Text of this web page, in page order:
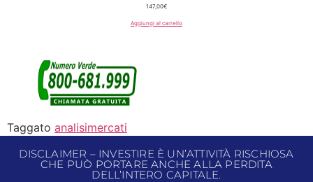
147,00€
Aggiungi al carrello
Taggato analisimercati
DISCLAIMER – INVESTIRE È UN’ATTIVITÀ RISCHIOSA
CHE PUÒ PORTARE ANCHE ALLA PERDITA
DELL’INTERO CAPITALE.